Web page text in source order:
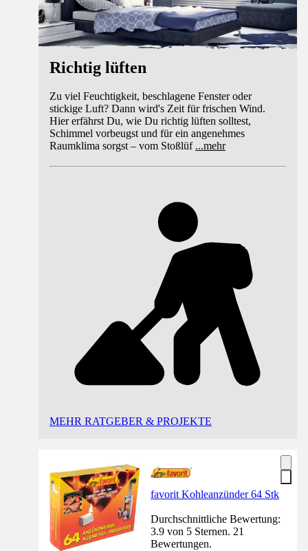
Richtig lüften
Zu viel Feuchtigkeit, beschlagene Fenster oder
stickige Luft? Dann wird's Zeit für frischen Wind.
Hier erfährst Du, wie Du richtig lüften solltest,
Schimmel vorbeugst und für ein angenehmes
Raumklima sorgst – vom Stoßlüf ...mehr
MEHR RATGEBER & PROJEKTE
favorit Kohleanzünder 64 Stk
Durchschnittliche Bewertung:
3.9 von 5 Sternen. 21
Bewertungen.